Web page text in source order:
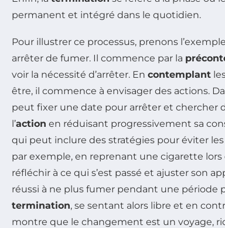
permanent et intégré dans le quotidien.
Pour illustrer ce processus, prenons
arrêter de fumer. Il commence par la
voir la nécessité d’arrêter. En contemplant
être, il commence à envisager des actions.
peut fixer une date pour arrêter et chercher
l’action en réduisant progressivement sa
qui peut inclure des stratégies pour éviter
par exemple, en reprenant une cigarette lors
réfléchir à ce qui s’est passé et ajuster son
réussi à ne plus fumer pendant une période
termination, se sentant alors libre et en
montre que le changement est un voyage,